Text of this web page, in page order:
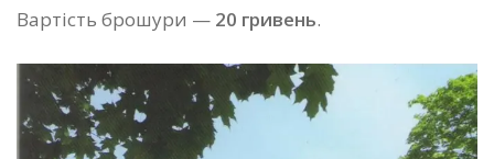
Вартість брошури — 20 гривень.